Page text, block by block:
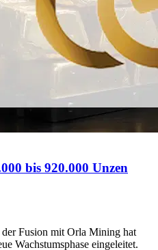
bis 920.000 Unzen
Fusion mit Orla Mining hat
Wachstumsphase eingeleitet.